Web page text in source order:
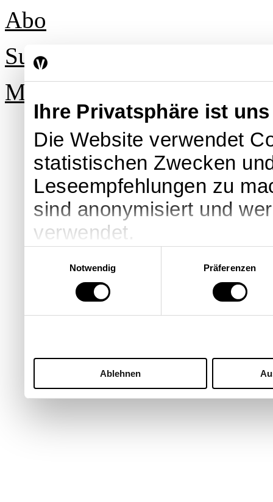
Ihre Privatsphäre ist
Die Website verwendet
statistischen Zwecken
Leseempfehlungen zu
sind anonymisiert und
verwendet.
Notwendig
Präferenzen
Ablehnen
Abo
Suche
Mein Profil